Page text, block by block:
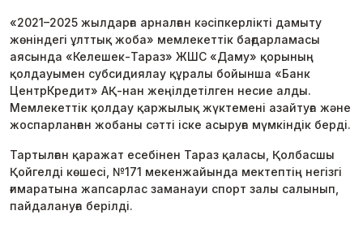
«2021–2025 жылдарға арналған кәсіпкерлікті дамыту
жөніндегі ұлттық жоба» мемлекеттік бағдарламасы
аясында «Келешек-Тараз» ЖШС «Даму» қорының
қолдауымен субсидиялау құралы бойынша «Банк
ЦентрКредит» АҚ-нан жеңілдетілген несие алды.
Мемлекеттік қолдау қаржылық жүктемені азайтуға және
жоспарланған жобаны сәтті іске асыруға мүмкіндік берді.
Тартылған қаражат есебінен Тараз қаласы, Қолбасшы
Қойгелді көшесі, №171 мекенжайында мектептің негізгі
ғимаратына жапсарлас заманауи спорт залы салынып,
пайдалануға берілді.